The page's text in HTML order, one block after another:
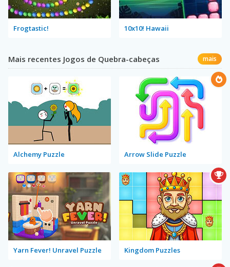
Frogtastic! 10x10! Hawaii
Mais recentes Jogos de Quebra-cabeças mais
Alchemy Puzzle Arrow Slide Puzzle
Yarn Fever! Unravel Puzzle Kingdom Puzzles